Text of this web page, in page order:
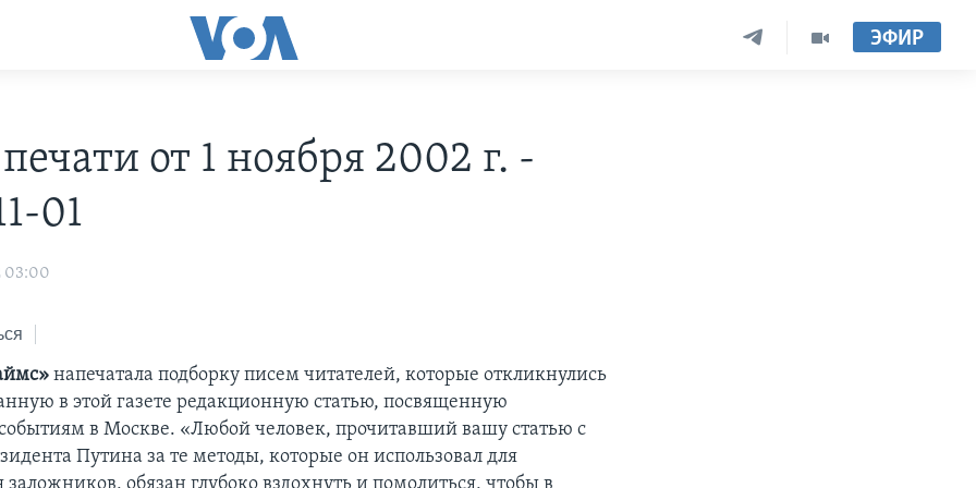
ЭФИР
от 1 ноября 2002 г. -
01
03:00
напечатала подборку писем читателей, которые откликнулись
в этой газете редакционную статью, посвященную
в Москве. «Любой человек, прочитавший вашу статью с
Путина за те методы, которые он использовал для